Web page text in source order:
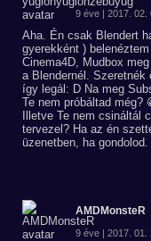
9 éve | 2017. 02.
Aha. Én csak Blendert
gyerekként )
Cinema4D, Mudbox
a Blendernél.
így legál: D Na meg
Te nem próbáltad még?
Illetve Te nem csináltál
tervezel? Ha az én
üzenetben, ha gondolod.
AMDMonsteR
9 éve | 2017. 01.